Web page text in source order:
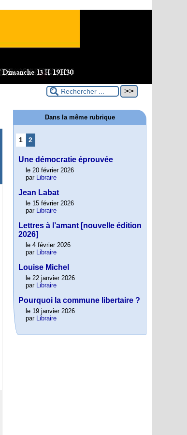
Dans la même rubrique
1 2
Une démocratie éprouvée
le 20 février 2026
par Libraire
Jean Labat
le 15 février 2026
par Libraire
Lettres à l’amant [nouvelle édition
2026]
le 4 février 2026
par Libraire
Louise Michel
le 22 janvier 2026
par Libraire
Pourquoi la commune libertaire ?
le 19 janvier 2026
par Libraire